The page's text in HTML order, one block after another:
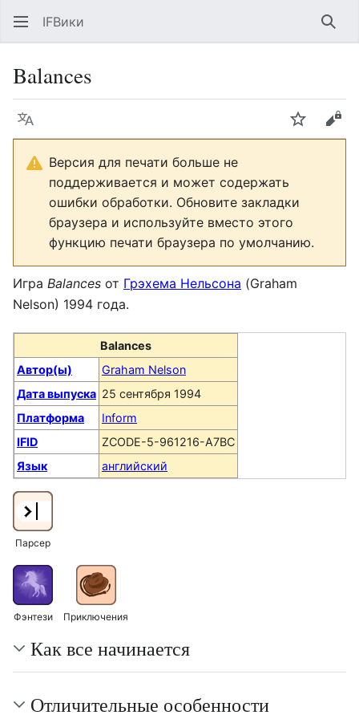
IFВики
Balances
Язык Следить
Версия для печати больше не
поддерживается и может содержать
ошибки обработки. Обновите закладки
браузера и используйте вместо этого
функцию печати браузера по умолчанию.
Игра Balances от Грэхема Нельсона (Graham
Nelson) 1994 года.
Balances
Автор(ы)
Graham Nelson
Дата выпуска 25 сентября 1994
Платформа
Inform
IFID
ZCODE-5-961216-A7BC
Язык
английский
Парсер
Фэнтези Приключения
Как все начинается
Отличительные особенности